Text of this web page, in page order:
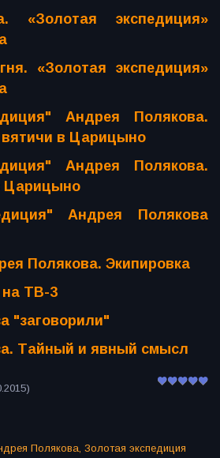
«Золотая экспедиция»
«Золотая экспедиция»
Андрея Полякова.
в Царицыно
Андрея Полякова.
Царицыно
Андрея Полякова
Полякова. Экипировка
ТВ-3
"заговорили"
Тайный и явный смысл
Полякова, Золотая экспедиция